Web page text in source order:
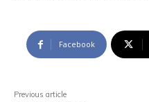
Facebook
Previous article